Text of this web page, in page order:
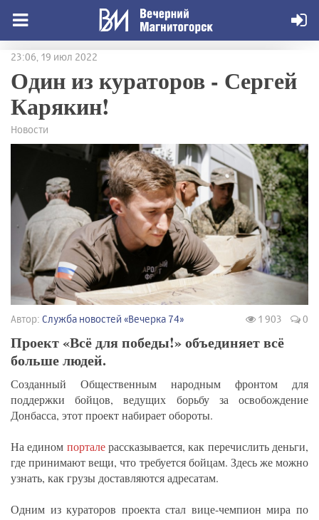
23:06, 19 июл 2022
Один из кураторов - Сергей
Карякин!
Новости
Автор: Служба новостей «Вечерка 74» 1 903 0
Проект «Всё для победы!» объединяет всё
больше людей.
Созданный Общественным народным фронтом для
поддержки бойцов, ведущих борьбу за освобождение
Донбасса, этот проект набирает обороты.
На едином порталерассказывается, как перечислить деньги,
где принимают вещи, что требуется бойцам. Здесь же можно
узнать, как грузы доставляются адресатам.
Одним из кураторов проекта стал вице-чемпион мира по